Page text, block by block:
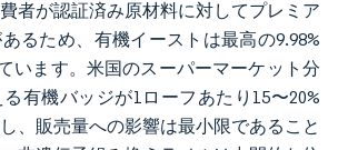
者が認証済み原材料に対してプレミア
るため、有機イーストは最高の9.98%
います。米国のスーパーマーケット分
有機バッジが1ローフあたり15〜20%
、販売量への影響は最小限であること